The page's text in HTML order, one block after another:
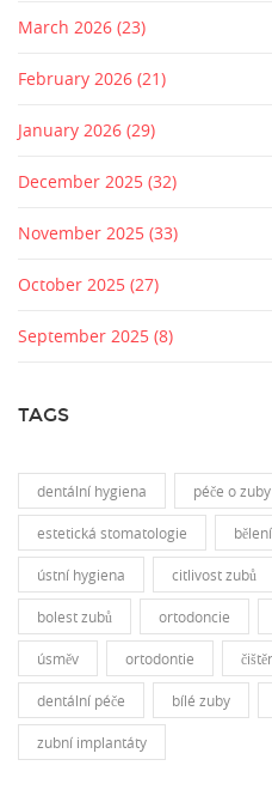
March 2026 (23)
February 2026 (21)
January 2026 (29)
December 2025 (32)
November 2025 (33)
October 2025 (27)
September 2025 (8)
TAGS
dentální hygiena péče o zuby
estetická stomatologie
ústní hygiena citlivost zubů
bolest zubů ortodoncie
úsměv ortodontie
dentální péče bílé zuby
zubní implantáty